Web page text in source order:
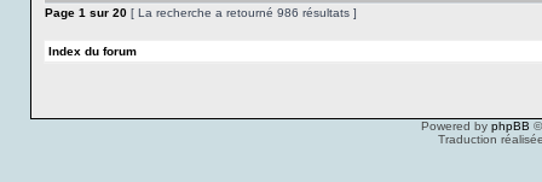
Page 1 sur 20 [ La recherche a retourné 986 résultats ]
Index du forum
Powered by phpBB
Traduction